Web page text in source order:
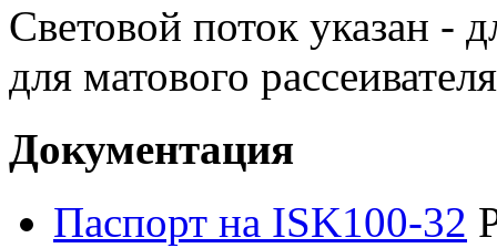
Световой поток указан -
для матового
Документация
Паспорт на ISK100-32